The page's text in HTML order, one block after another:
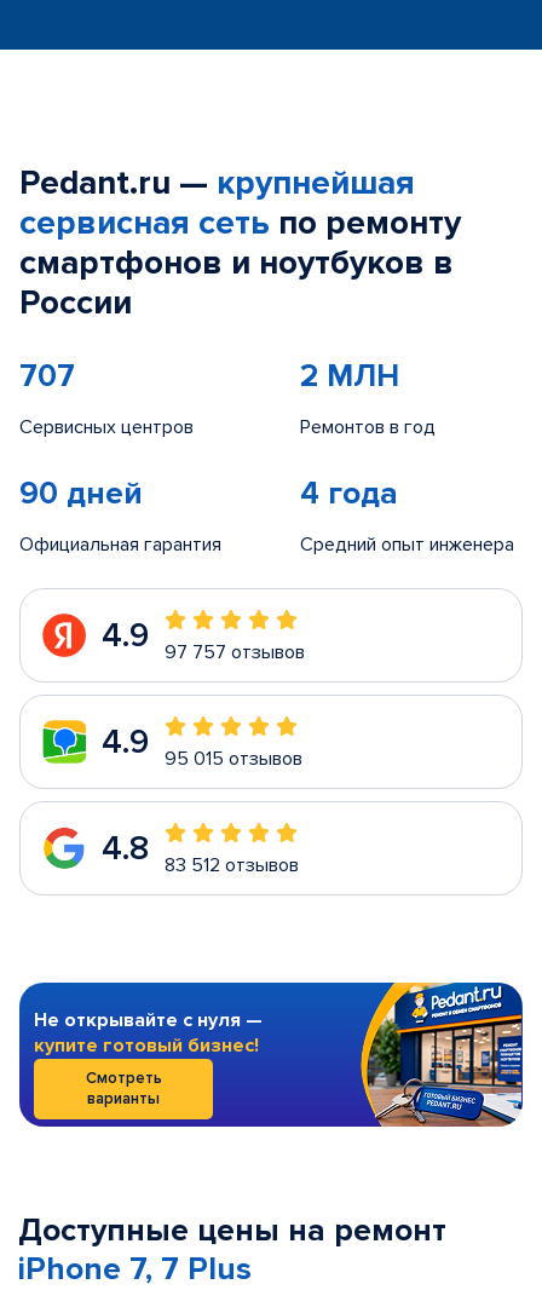
Pedant.ru — крупнейшая
сервисная сеть по ремонту
смартфонов и ноутбуков в
России
707
Сервисных центров
2 МЛН
Ремонтов в год
90 дней
Официальная гарантия
4 года
Средний опыт инженера
4.9 97 757 отзывов
4.9 95 015 отзывов
4.8 83 512 отзывов
Не открывайте с нуля —
купите готовый бизнес!
Смотреть
варианты
Доступные цены на ремонт
iPhone 7, 7 Plus